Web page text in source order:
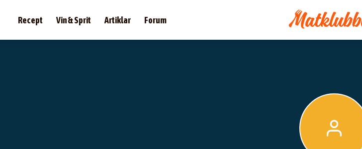
Recept Vin & Sprit Artiklar Forum